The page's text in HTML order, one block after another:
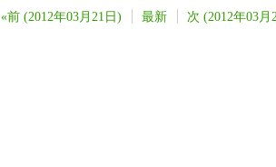
«前 (2012年03月21日) 最新 次 (2012年03月